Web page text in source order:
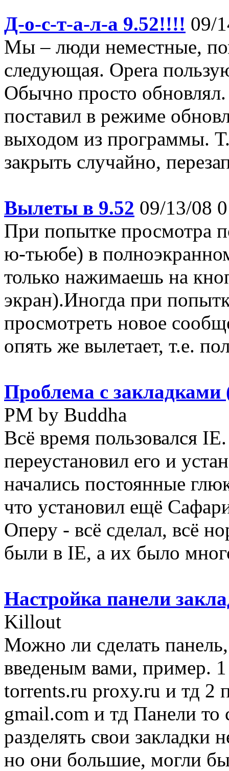
Д-о-с-т-а-л-а 9.52!!!! 09/
Мы – люди неместные,
следующая. Opera
Обычно просто
поставил в режиме
выходом из программы.
закрыть случайно,
Вылеты в 9.52 09/13/08
При попытке просмотра
ю-тьюбе) в
только нажимаешь на
экран).Иногда при
просмотреть новое
опять же вылетает, т.е.
Проблема с
PM by Buddha
Всё время пользовался
переустановил его и
начались постоянные
что установил ещё
Оперу - всё сделал, всё
были в IE, а их было
Настройка панели
Killout
Можно ли сделать
введеным вами, пример.
torrents.ru proxy.ru и тд 2
gmail.com и тд Панели то
разделять свои закладки
но они большие, могли бы